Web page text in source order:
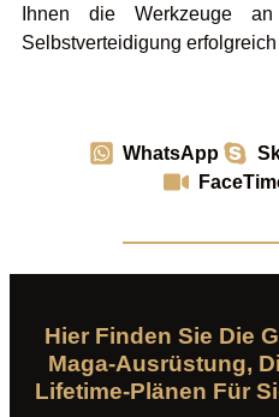
Ihnen die Werkzeuge
Selbstverteidigung
WhatsApp
Hier Finden Sie Die
Maga-Ausrüstung,
Lifetime-Plänen Für